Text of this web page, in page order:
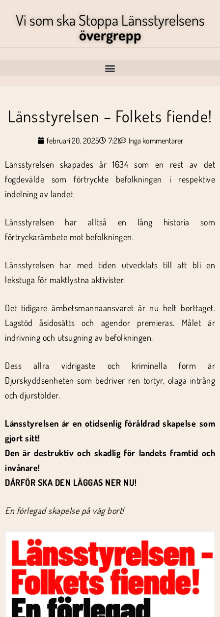
Vi som ska Stoppa Länsstyrelsens
övergrepp
Länsstyrelsen – Folkets fiende!
februari 20, 2025 7:21 Inga kommentarer
Länsstyrelsen skapades år 1634 som en rest av det
fogdevälde som förtryckte befolkningen i respektive
indelning av landet.
Länsstyrelsen har alltså en lång historia som
förtryckarämbete mot befolkningen.
Länsstyrelsen har med tiden utvecklats till att bli en
lekstuga för maktlystna aktivister.
Det tidigare ämbetsmannaansvaret är nu helt borttaget.
Lagstöd åsidosätts och agendor premieras. Målet är
indrivning och utsugning av befolkningen.
Dess allra vidrigaste och kriminella form är
Djurskyddsenheten som bedriver ren tortyr, olaga intrång
och djurstölder.
Länsstyrelsen är en otidsenlig föråldrad skapelse som
gjort sitt!
Den är destruktiv och skadlig för landets framtid och
invånare!
DÄRFÖR SKA DEN LÄGGAS NER NU!
En förlegad skapelse på väg bort!